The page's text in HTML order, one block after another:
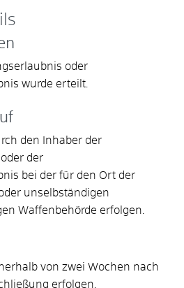
oder
wurde erteilt.
den Inhaber der
der
bei der für den Ort der
unselbständigen
Waffenbehörde erfolgen.
von zwei Wochen nach
erfolgen.